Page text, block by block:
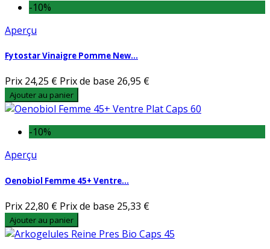
-10%
Aperçu
Fytostar Vinaigre Pomme New...
Prix 24,25 € Prix de base 26,95 €
Ajouter au panier
-10%
Aperçu
Oenobiol Femme 45+ Ventre...
Prix 22,80 € Prix de base 25,33 €
Ajouter au panier